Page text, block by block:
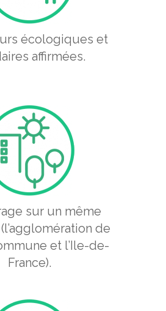
écologiques et
affirmées.
sur un même
de
et l’Ile-de-
France).